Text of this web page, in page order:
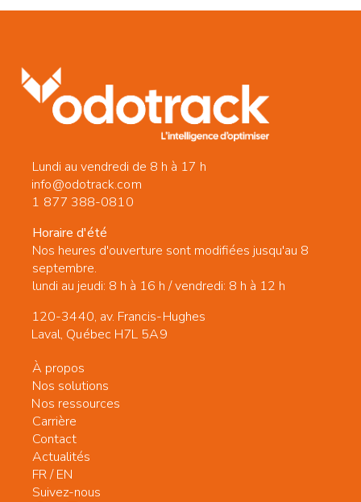
Lundi au vendredi de 8 h à 17 h
info@odotrack.com
1 877 388-0810
Horaire d'été
Nos heures d'ouverture sont modifiées jusqu'au 8
septembre.
lundi au jeudi: 8 h à 16 h / vendredi: 8 h à 12 h
120-3440, av. Francis-Hughes
Laval, Québec H7L 5A9
À propos
Nos solutions
Nos ressources
Carrière
Contact
Actualités
FR/EN
Suivez-nous